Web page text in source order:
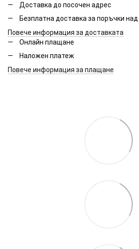
Доставка до посочен адрес
Безплатна доставка за поръчки над
Повече информация за доставката
Онлайн плащане
Наложен платеж
Повече информация за плащане